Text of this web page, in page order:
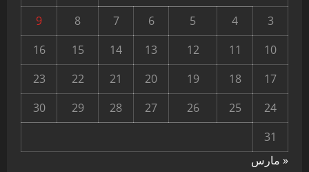
3
4
5
6
7
8
9
10
11
12
13
14
15
16
17
18
19
20
21
22
23
24
25
26
27
28
29
30
31
« مارس